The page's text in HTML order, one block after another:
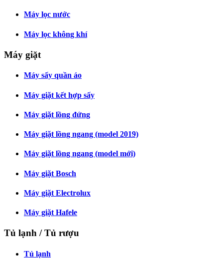
Máy lọc nước
Máy lọc không khí
Máy giặt
Máy sấy quần áo
Máy giặt kết hợp sấy
Máy giặt lồng đứng
Máy giặt lồng ngang (model 2019)
Máy giặt lồng ngang (model mới)
Máy giặt Bosch
Máy giặt Electrolux
Máy giặt Hafele
Tủ lạnh / Tủ rượu
Tủ lạnh